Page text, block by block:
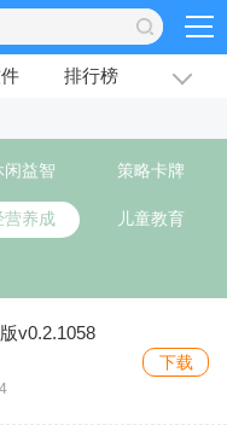
排行榜 专题
闲益智 策略卡牌
营养成 儿童教育
v0.2.1058
下载